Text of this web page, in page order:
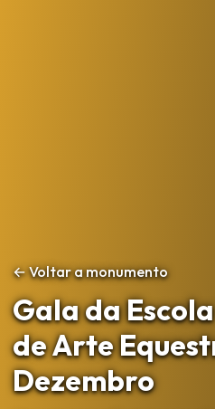
← Voltar a monumento
Gala da
de Arte
Dezembro